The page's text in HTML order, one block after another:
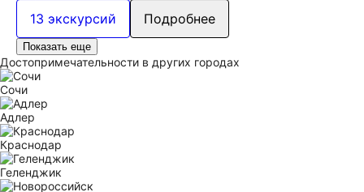
13 экскурсий Подробнее
Показать еще
Достопримечательности в других городах
Сочи
Адлер
Краснодар
Геленджик